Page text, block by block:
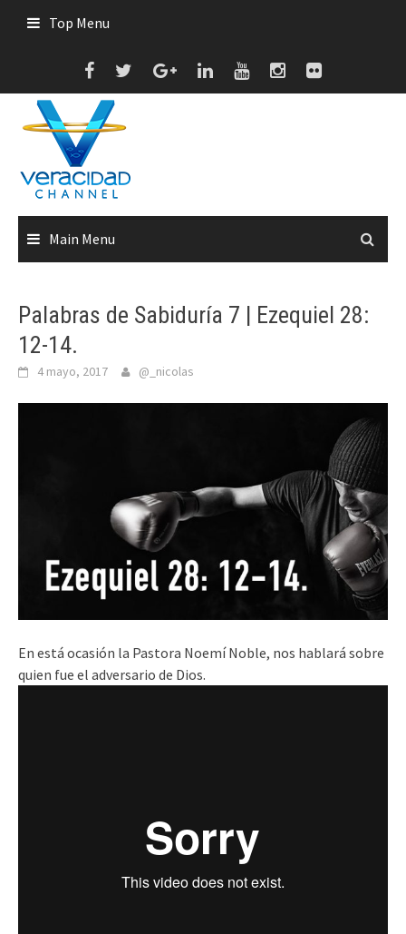
Top Menu
Main Menu
Palabras de Sabiduría 7 | Ezequiel 28:
12-14.
4 mayo, 2017 @_nicolas
En está ocasión la Pastora Noemí Noble, nos hablará sobre
quien fue el adversario de Dios.